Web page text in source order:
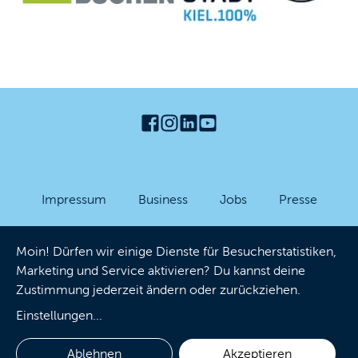
Impressum Business Jobs Presse
Barrierefreiheit Cookies
Moin! Dürfen wir einige Dienste für Besucherstatistiken,
Marketing und Service aktivieren? Du kannst deine
Zustimmung jederzeit ändern oder zurückziehen.
Einstellungen
Ablehnen Akzeptieren